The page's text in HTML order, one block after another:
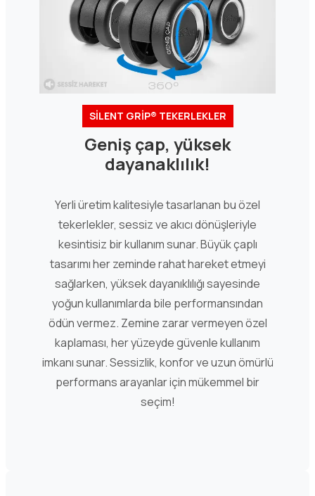
SİLENT GRİP® TEKERLEKLER
Geniş çap, yüksek
dayanaklılık!
Yerli üretim kalitesiyle tasarlanan bu özel
tekerlekler, sessiz ve akıcı dönüşleriyle
kesintisiz bir kullanım sunar. Büyük çaplı
tasarımı her zeminde rahat hareket etmeyi
sağlarken, yüksek dayanıklılığı sayesinde
yoğun kullanımlarda bile performansından
ödün vermez. Zemine zarar vermeyen özel
kaplaması, her yüzeyde güvenle kullanım
imkanı sunar. Sessizlik, konfor ve uzun ömürlü
performans arayanlar için mükemmel bir
seçim!